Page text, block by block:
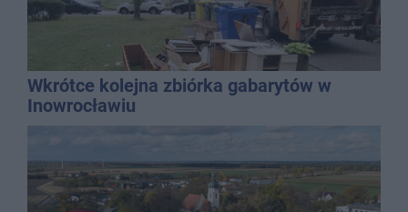
Wkrótce kolejna zbiórka gabarytów w
Inowrocławiu